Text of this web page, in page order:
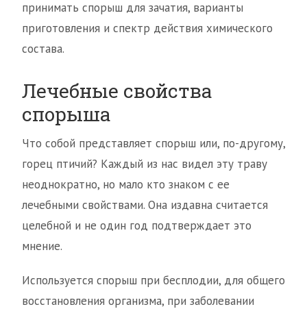
принимать спорыш для зачатия, варианты
приготовления и спектр действия химического
состава.
Лечебные свойства
спорыша
Что собой представляет спорыш или, по-другому,
горец птичий? Каждый из нас видел эту траву
неоднократно, но мало кто знаком с ее
лечебными свойствами. Она издавна считается
целебной и не один год подтверждает это
мнение.
Используется спорыш при бесплодии, для общего
восстановления организма, при заболевании